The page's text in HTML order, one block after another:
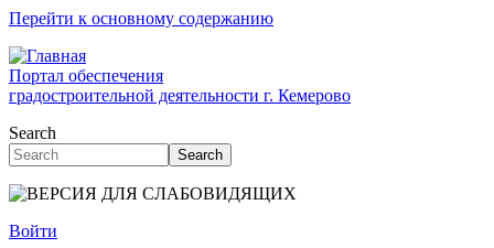
Перейти к основному содержанию
Портал обеспечения
градостроительной деятельности г. Кемерово
Search
Search
Войти